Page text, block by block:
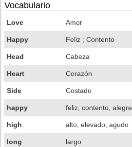
Vocabulario
Love Amor
Happy Feliz ; Contento
Head Cabeza
Heart Corazón
Side Costado
happy feliz, contento, alegre
high alto, elevado, agudo
long largo